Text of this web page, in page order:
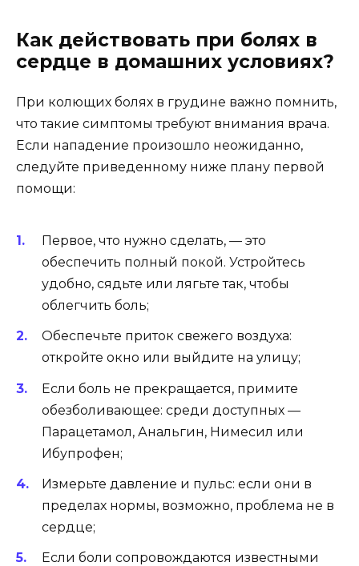
Как действовать при болях в
сердце в домашних условиях?
При колющих болях в грудине важно помнить,
что такие симптомы требуют внимания врача.
Если нападение произошло неожиданно,
следуйте приведенному ниже плану первой
помощи:
Первое, что нужно сделать, — это
обеспечить полный покой. Устройтесь
удобно, сядьте или лягьте так, чтобы
облегчить боль;
Обеспечьте приток свежего воздуха:
откройте окно или выйдите на улицу;
Если боль не прекращается, примите
обезболивающее: среди доступных —
Парацетамол, Анальгин, Нимесил или
Ибупрофен;
Измерьте давление и пульс: если они в
пределах нормы, возможно, проблема не в
сердце;
Если боли сопровождаются известными